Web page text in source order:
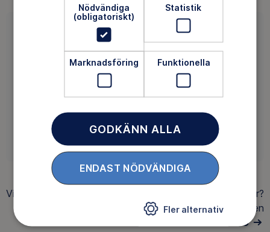
Hittade du inget av intresse?
Saknar du intressanta aktiviteter i ditt område? Då
kan du vara med och påverka utbudet. Det är roligt!
ENGAGERA DIG
Visar
Hittar du inte det du söker?
Gör en
AVANCERAD SÖKNING
Nödvändiga
(obligatoriskt)
Statistik
Marknadsföring Funktionella
GODKÄNN ALLA
ENDAST NÖDVÄNDIGA
Fler alternativ